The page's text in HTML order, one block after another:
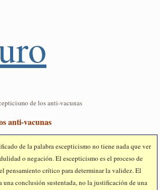
de los anti-vacunas
anti-vacunas
de la palabra escepticismo no tiene nada que ver
o negación. El escepticismo es el proceso de
pensamiento crítico para determinar la validez. El
una conclusión sustentada, no la justificación de una